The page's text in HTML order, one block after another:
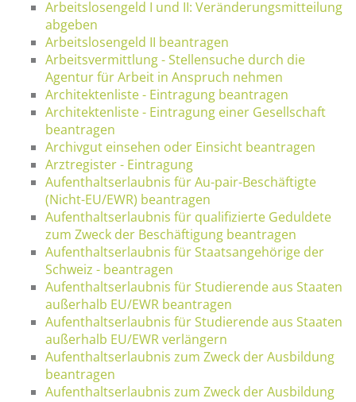
Arbeitslosengeld I und II: Veränderungsmitteilung
abgeben
Arbeitslosengeld II beantragen
Arbeitsvermittlung - Stellensuche durch die
Agentur für Arbeit in Anspruch nehmen
Architektenliste - Eintragung beantragen
Architektenliste - Eintragung einer Gesellschaft
beantragen
Archivgut einsehen oder Einsicht beantragen
Arztregister - Eintragung
Aufenthaltserlaubnis für Au-pair-Beschäftigte
(Nicht-EU/EWR) beantragen
Aufenthaltserlaubnis für qualifizierte Geduldete
zum Zweck der Beschäftigung beantragen
Aufenthaltserlaubnis für Staatsangehörige der
Schweiz - beantragen
Aufenthaltserlaubnis für Studierende aus Staaten
außerhalb EU/EWR beantragen
Aufenthaltserlaubnis für Studierende aus Staaten
außerhalb EU/EWR verlängern
Aufenthaltserlaubnis zum Zweck der Ausbildung
beantragen
Aufenthaltserlaubnis zum Zweck der Ausbildung